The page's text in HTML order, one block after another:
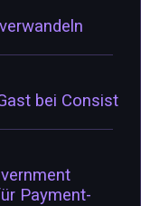
bei Consist
Payment-